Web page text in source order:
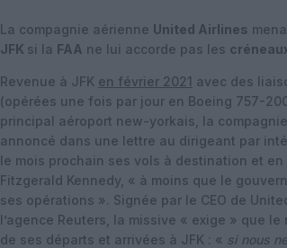
La compagnie aérienne United Airlines
JFK si la FAA ne lui accorde pas les
Revenue à JFK en février 2021 avec des
(opérées une fois par jour en Boeing 757-
principal aéroport new-yorkais, la
annoncé dans une lettre au dirigeant par
le mois prochain ses vols à destination et
Fitzgerald Kennedy, « à moins que le
ses opérations ». Signée par le CEO de
l’agence Reuters, la missive « exige » que
de ses départs et arrivées à JFK : « si nous